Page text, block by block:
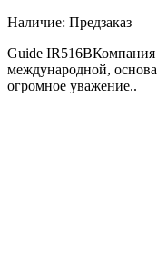
Наличие: Предзаказ
Guide IR516BКомпания
международной,
огромное уважение..